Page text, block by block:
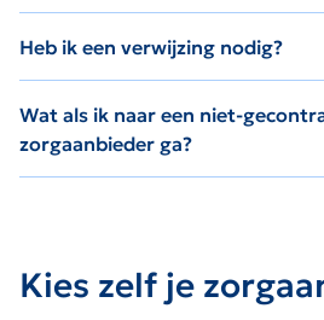
Heb ik een verwijzing nodig?
Wat als ik naar een niet-
zorgaanbieder ga?
Kies zelf je